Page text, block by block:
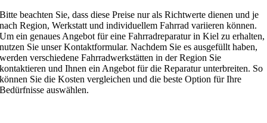
Bitte beachten Sie, dass diese Preise nur als Richtwerte dienen und je
nach Region, Werkstatt und individuellem Fahrrad variieren können.
Um ein genaues Angebot für eine Fahrradreparatur in Kiel zu erhalten,
nutzen Sie unser Kontaktformular. Nachdem Sie es ausgefüllt haben,
werden verschiedene Fahrradwerkstätten in der Region Sie
kontaktieren und Ihnen ein Angebot für die Reparatur unterbreiten. So
können Sie die Kosten vergleichen und die beste Option für Ihre
Bedürfnisse auswählen.